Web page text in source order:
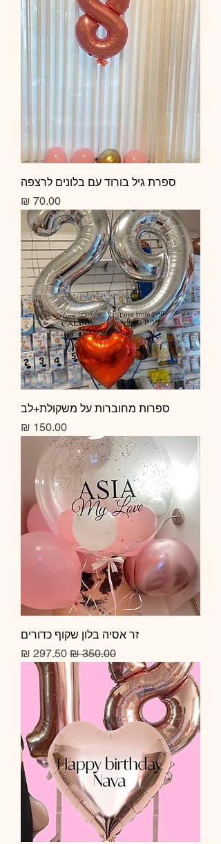
ספרת גיל בורוד עם בלונים לרצפה
מחיר
ספרות מחוברות על משקולת+לב
מחיר
זר אסיה בלון שקוף כדורים
מחיר רגיל מחיר מבצע